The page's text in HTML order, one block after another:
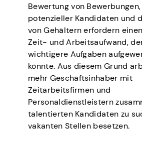
Bewertung von
potenzieller Kandidaten und
von Gehältern erfordern
Zeit- und Arbeitsaufwand,
wichtigere Aufgaben
könnte. Aus diesem Grund
mehr Geschäftsinhaber mit
Zeitarbeitsfirmen und
Personaldienstleistern
talentierten Kandidaten zu
vakanten Stellen besetzen.